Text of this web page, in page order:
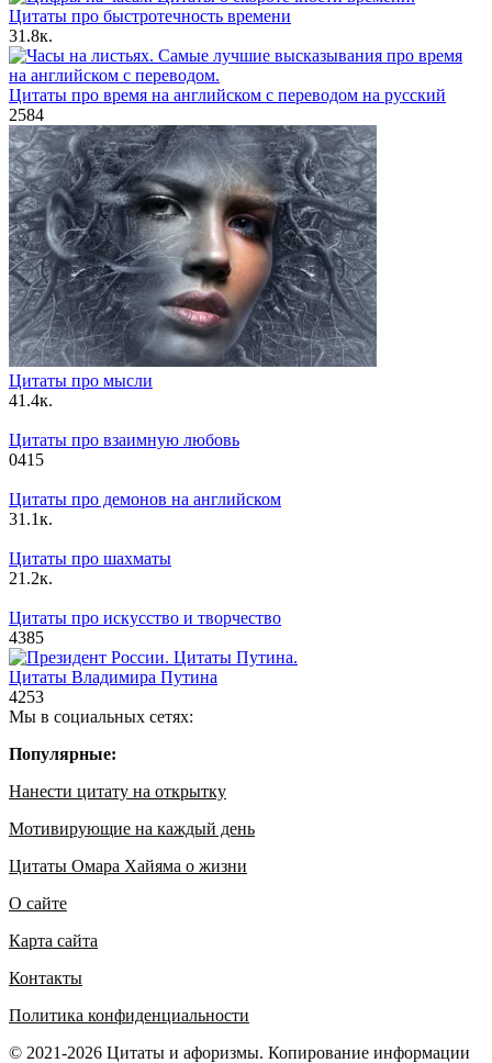
Цитаты про быстротечность времени
31.8к.
Цитаты про время на английском с переводом на русский
2584
Цитаты про мысли
41.4к.
Цитаты про взаимную любовь
0415
Цитаты про демонов на английском
31.1к.
Цитаты про шахматы
21.2к.
Цитаты про искусство и творчество
4385
Цитаты Владимира Путина
4253
Мы в социальных сетях:
Популярные:
Нанести цитату на открытку
Мотивирующие на каждый день
Цитаты Омара Хайяма о жизни
О сайте
Карта сайта
Контакты
Политика конфиденциальности
© 2021-2026 Цитаты и афоризмы. Копирование информации